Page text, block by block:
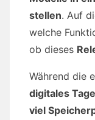
stellen. Auf
welche
ob dieses
Während die
digitales
viel